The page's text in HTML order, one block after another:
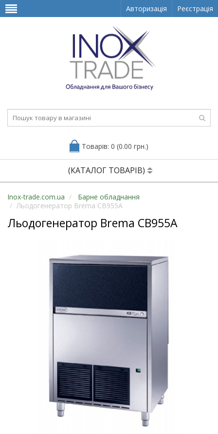
Авторизація Реєстрація
Товарів: 0 (0.00 грн.)
(КАТАЛОГ ТОВАРІВ)
Inox-trade.com.ua
Барне обладнання
Льодогенератор Brema CB955A
Льодогенератор Brema CB955A